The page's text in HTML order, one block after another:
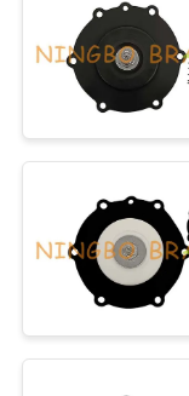
POR
FÁBRICA
CONTROL
DE
CALIDAD
CONTACTA
del